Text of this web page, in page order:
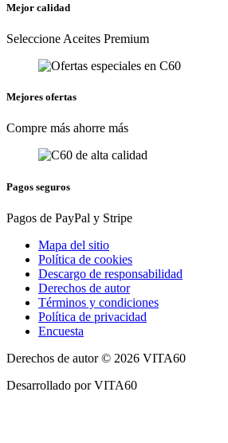
Mejor calidad
Seleccione Aceites Premium
Mejores ofertas
Compre más ahorre más
Pagos seguros
Pagos de PayPal y Stripe
Mapa del sitio
Política de cookies
Descargo de responsabilidad
Derechos de autor
Términos y condiciones
Política de privacidad
Encuesta
Derechos de autor © 2026 VITA60
Desarrollado por VITA60